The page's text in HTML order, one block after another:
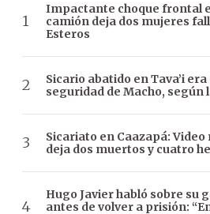
Impactante choque frontal
camión deja dos mujeres
Esteros
Sicario abatido en Tava’i
seguridad de Macho, según
Sicariato en Caazapá:
deja dos muertos y cuatro
Hugo Javier habló sobre su
antes de volver a prisión: